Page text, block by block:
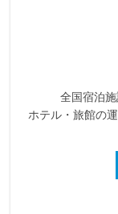
全国宿泊
ホテル・旅館の